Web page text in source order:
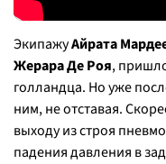
ЭкипажуАйрата
Жерара Де Роя,
голландца. Но уже
ним, не отставая.
выходу из строя
падения давления в